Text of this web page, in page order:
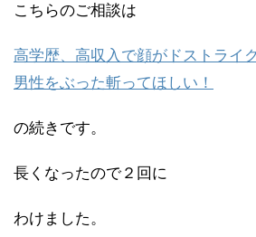
こちらのご相談は
高学歴、高収入で顔がドストライ
男性をぶった斬ってほしい！
の続きです。
長くなったので２回に
わけました。